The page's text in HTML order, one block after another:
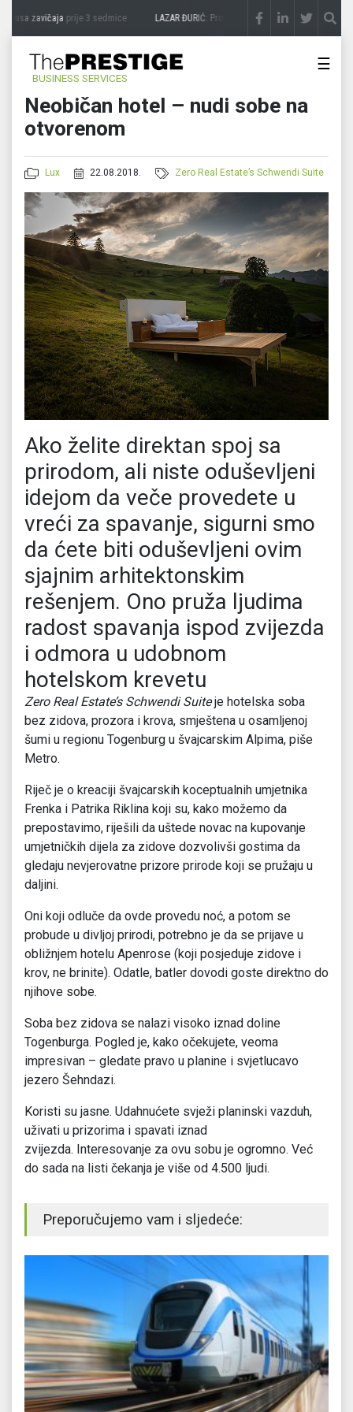
ukusa zavičajaprije 3 sedmice LAZAR ĐURIĆ: Promocija potencijal pretvara u
BUSINESS SERVICES
☰
Neobičan hotel – nudi sobe na
otvorenom
Lux 22.08.2018. Zero Real Estate’s Schwendi Suite
Ako želite direktan spoj sa
prirodom, ali niste oduševljeni
idejom da veče provedete u
vreći za spavanje, sigurni smo
da ćete biti oduševljeni ovim
sjajnim arhitektonskim
rešenjem. Ono pruža ljudima
radost spavanja ispod zvijezda
i odmora u udobnom
hotelskom krevetu
Zero Real Estate’s Schwendi Suiteje hotelska soba
bez zidova, prozora i krova, smještena u osamljenoj
šumi u regionu Togenburg u švajcarskim Alpima, piše
Metro.
Riječ je o kreaciji švajcarskih koceptualnih umjetnika
Frenka i Patrika Riklina koji su, kako možemo da
prepostavimo, riješili da uštede novac na kupovanje
umjetničkih dijela za zidove dozvolivši gostima da
gledaju nevjerovatne prizore prirode koji se pružaju u
daljini.
Oni koji odluče da ovde provedu noć, a potom se
probude u divljoj prirodi, potrebno je da se prijave u
obližnjem hotelu Apenrose (koji posjeduje zidove i
krov, ne brinite). Odatle, batler dovodi goste direktno do
njihove sobe.
Soba bez zidova se nalazi visoko iznad doline
Togenburga. Pogled je, kako očekujete, veoma
impresivan – gledate pravo u planine i svjetlucavo
jezero Šehndazi.
Koristi su jasne. Udahnućete svježi planinski vazduh,
uživati u prizorima i spavati iznad
zvijezda. Interesovanje za ovu sobu je ogromno. Već
do sada na listi čekanja je više od 4.500 ljudi.
Preporučujemo vam i sljedeće: